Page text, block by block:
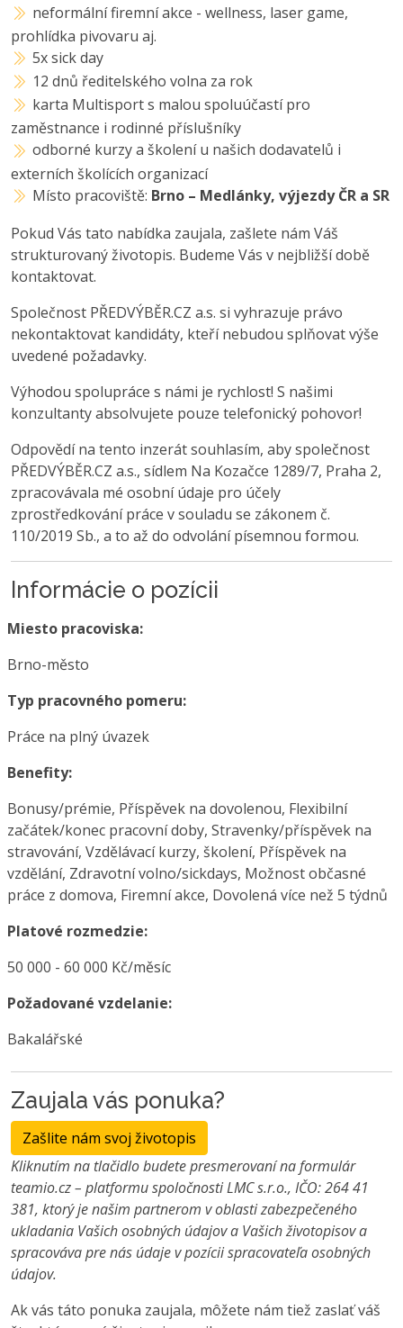
neformální firemní akce - wellness, laser game,
prohlídka pivovaru aj.
5x sick day
12 dnů ředitelského volna za rok
karta Multisport s malou spoluúčastí pro
zaměstnance i rodinné příslušníky
odborné kurzy a školení u našich dodavatelů i
externích školících organizací
Místo pracoviště: Brno – Medlánky, výjezdy ČR a SR
Pokud Vás tato nabídka zaujala, zašlete nám Váš
strukturovaný životopis. Budeme Vás v nejbližší době
kontaktovat.
Společnost PŘEDVÝBĚR.CZ a.s. si vyhrazuje právo
nekontaktovat kandidáty, kteří nebudou splňovat výše
uvedené požadavky.
Výhodou spolupráce s námi je rychlost! S našimi
konzultanty absolvujete pouze telefonický pohovor!
Odpovědí na tento inzerát souhlasím, aby společnost
PŘEDVÝBĚR.CZ a.s., sídlem Na Kozačce 1289/7, Praha 2,
zpracovávala mé osobní údaje pro účely
zprostředkování práce v souladu se zákonem č.
110/2019 Sb., a to až do odvolání písemnou formou.
Informácie o pozícii
Miesto pracoviska:
Brno-město
Typ pracovného pomeru:
Práce na plný úvazek
Benefity:
Bonusy/prémie, Příspěvek na dovolenou, Flexibilní
začátek/konec pracovní doby, Stravenky/příspěvek na
stravování, Vzdělávací kurzy, školení, Příspěvek na
vzdělání, Zdravotní volno/sickdays, Možnost občasné
práce z domova, Firemní akce, Dovolená více než 5 týdnů
Platové rozmedzie:
50 000 - 60 000 Kč/měsíc
Požadované vzdelanie:
Bakalářské
Zaujala vás ponuka?
Zašlite nám svoj životopis
Kliknutím na tlačidlo budete presmerovaní na formulár
teamio.cz – platformu spoločnosti LMC s.r.o., IČO: 264 41
381, ktorý je našim partnerom v oblasti zabezpečeného
ukladania Vašich osobných údajov a Vašich životopisov a
spracováva pre nás údaje v pozícii spracovateľa osobných
údajov.
Ak vás táto ponuka zaujala, môžete nám tiež zaslať váš